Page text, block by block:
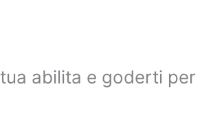
abilita e goderti per